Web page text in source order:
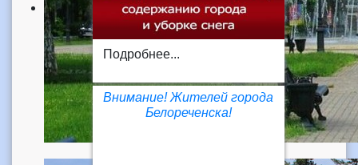
Подробнее...
Внимание! Жителей города
Белореченска!